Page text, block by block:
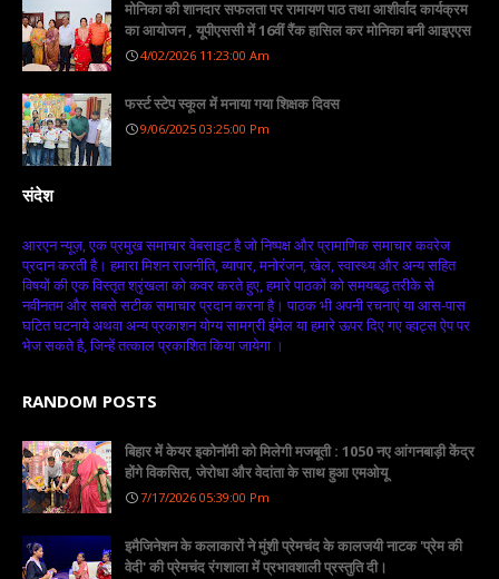
मोनिका की शानदार सफलता पर रामायण पाठ तथा आशीर्वाद कार्यक्रम
का आयोजन , यूपीएससी में 16वीं रैंक हासिल कर मोनिका बनी आइएएस
4/02/2026 11:23:00 Am
फर्स्ट स्टेप स्कूल में मनाया गया शिक्षक दिवस
9/06/2025 03:25:00 Pm
संदेश
आरएन न्यूज़, एक प्रमुख समाचार वेबसाइट है जो निष्पक्ष और प्रामाणिक समाचार कवरेज
प्रदान करती है। हमारा मिशन राजनीति, व्यापार, मनोरंजन, खेल, स्वास्थ्य और अन्य सहित
विषयों की एक विस्तृत श्रृंखला को कवर करते हुए, हमारे पाठकों को समयबद्ध तरीके से
नवीनतम और सबसे सटीक समाचार प्रदान करना है। पाठक भी अपनी रचनाएं या आस-पास
घटित घटनाये अथवा अन्य प्रकाशन योग्य सामग्री ईमेल या हमारे ऊपर दिए गए व्हाट्स ऐप पर
भेज सकते है, जिन्हें तत्काल प्रकाशित किया जायेगा ।
RANDOM POSTS
बिहार में केयर इकोनॉमी को मिलेगी मजबूती : 1050 नए आंगनबाड़ी केंद्र
होंगे विकसित, जेरोधा और वेदांता के साथ हुआ एमओयू
7/17/2026 05:39:00 Pm
इमैजिनेशन के कलाकारों ने मुंशी प्रेमचंद के कालजयी नाटक 'प्रेम की
वेदी' की प्रेमचंद रंगशाला में प्रभावशाली प्रस्तुति दी।